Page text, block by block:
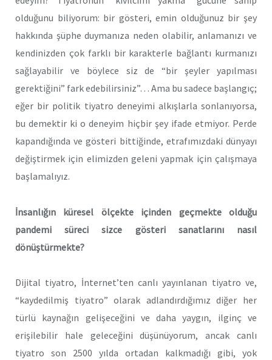
olduğunu biliyorum: bir gösteri, emin olduğunuz bir şey
hakkında şüphe duymanıza neden olabilir, anlamanızı ve
kendinizden çok farklı bir karakterle bağlantı kurmanızı
sağlayabilir ve böylece siz de “bir şeyler yapılması
gerektiğini” fark edebilirsiniz”… Ama bu sadece başlangıç;
eğer bir politik tiyatro deneyimi alkışlarla sonlanıyorsa,
bu demektir ki o deneyim hiçbir şey ifade etmiyor. Perde
kapandığında ve gösteri bittiğinde, etrafımızdaki dünyayı
değiştirmek için elimizden geleni yapmak için çalışmaya
başlamalıyız.
İnsanlığın küresel ölçekte içinden geçmekte olduğu
pandemi süreci sizce gösteri sanatlarını nasıl
dönüştürmekte?
Dijital tiyatro, İnternet’ten canlı yayınlanan tiyatro ve,
“kaydedilmiş tiyatro” olarak adlandırdığımız diğer her
türlü kaynağın gelişeceğini ve daha yaygın, ilginç ve
erişilebilir hale geleceğini düşünüyorum, ancak canlı
tiyatro son 2500 yılda ortadan kalkmadığı gibi, yok